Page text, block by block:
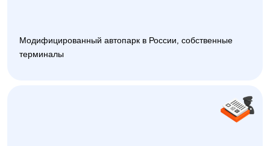
Модифицированный автопарк в России, собственные
терминалы